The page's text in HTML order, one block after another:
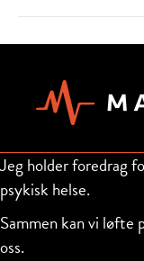
Jeg holder foredrag
psykisk helse.
Sammen kan vi løfte
oss.